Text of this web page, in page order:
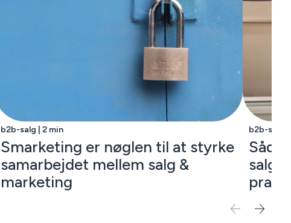
b2b-salg | 2 min
Smarketing er nøglen til at styrke
samarbejdet mellem salg &
marketing
b2b-salg |